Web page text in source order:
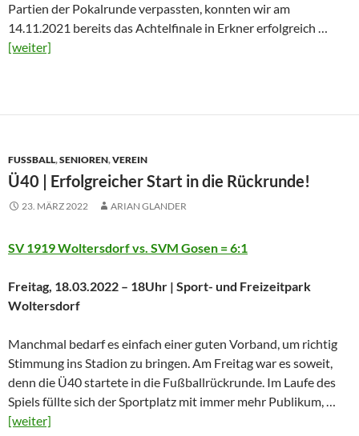
Partien der Pokalrunde verpassten, konnten wir am
14.11.2021 bereits das Achtelfinale in Erkner erfolgreich …
[weiter]
FUSSBALL ,SENIOREN,VEREIN
Ü40 | Erfolgreicher Start in die Rückrunde!
23. MÄRZ 2022 ARIAN GLANDER
SV 1919 Woltersdorf vs. SVM Gosen = 6:1
Freitag, 18.03.2022 – 18Uhr | Sport- und Freizeitpark
Woltersdorf
Manchmal bedarf es einfach einer guten Vorband, um richtig
Stimmung ins Stadion zu bringen. Am Freitag war es soweit,
denn die Ü40 startete in die Fußballrückrunde. Im Laufe des
Spiels füllte sich der Sportplatz mit immer mehr Publikum, …
[weiter]